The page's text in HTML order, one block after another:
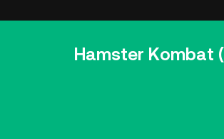
KuCoin کے ساتھ اپنا پہلا Hamster Kombat (